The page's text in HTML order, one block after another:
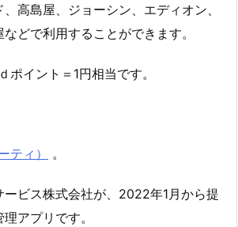
高島屋、ジョーシン、エディオン、
どで利用することができます。
ポイント＝1円相当です。
ティ） 。
ービス株式会社が、2022年1月から提
アプリです。